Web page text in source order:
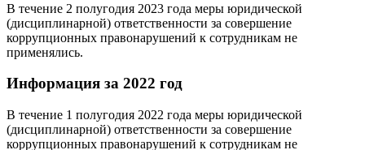
В течение 2 полугодия 2023 года меры юридической
(дисциплинарной) ответственности за совершение
коррупционных правонарушений к сотрудникам не
применялись.
Информация за 2022 год
В течение 1 полугодия 2022 года меры юридической
(дисциплинарной) ответственности за совершение
коррупционных правонарушений к сотрудникам не